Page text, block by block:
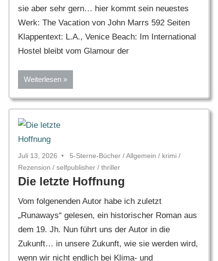
sie aber sehr gern… hier kommt sein neuestes
Werk: The Vacation von John Marrs 592 Seiten
Klappentext: L.A., Venice Beach: Im International
Hostel bleibt vom Glamour der
Weiterlesen
Juli 13, 2026 5-Sterne-Bücher /Allgemein / krimi /
Rezension / selfpublisher / thriller
Die letzte Hoffnung
Vom folgenenden Autor habe ich zuletzt
„Runaways“ gelesen, ein historischer Roman aus
dem 19. Jh. Nun führt uns der Autor in die
Zukunft… in unsere Zukunft, wie sie werden wird,
wenn wir nicht endlich bei Klima- und